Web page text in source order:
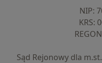
NIP:
KRS:
Sąd Rejonowy dla